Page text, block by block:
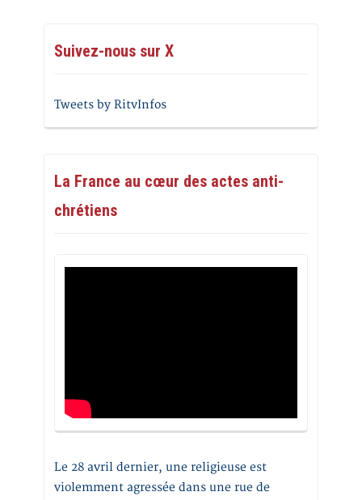
Suivez-nous sur X
Tweets by RitvInfos
La France au cœur des actes anti-
chrétiens
Le 28 avril dernier, une religieuse est
violemment agressée dans une rue de